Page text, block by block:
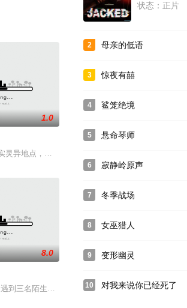
带刻录成DVD光盘。
，他们相信这让他们的孩子伤害了自己和他人。当
1.0
灵异地点，位于日本九州岛福冈县宫若市，被称为
这场惊悚游戏已经展开，所
离流亡，希望找到一片没有僵尸的新乐土。
厂查案，在查案的过程中，不仅将凶手陈有财夫
8.0
到三名陌生女子便一起大讲鬼故事，Kent自认大
状态：正片
2 母亲的低语
3 惊夜有囍
4 鲨笼绝境
5 悬命琴师
6 寂静岭原声
7 冬季战场
8 女巫猎人
9 变形幽灵
10 对我来说你已经死了